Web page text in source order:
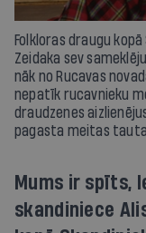
Folkloras draugu
Zeidaka sev
nāk no Rucavas
nepatīk rucavnieku
draudzenes
pagasta meitas
Mums ir spīts,
skandiniece